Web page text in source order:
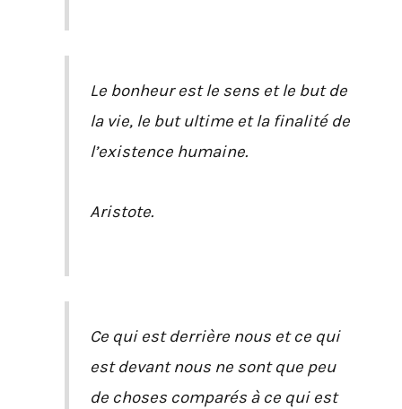
Le bonheur est le sens et le but de
la vie, le but ultime et la finalité de
l’existence humaine.
Aristote.
Ce qui est derrière nous et ce qui
est devant nous ne sont que peu
de choses comparés à ce qui est